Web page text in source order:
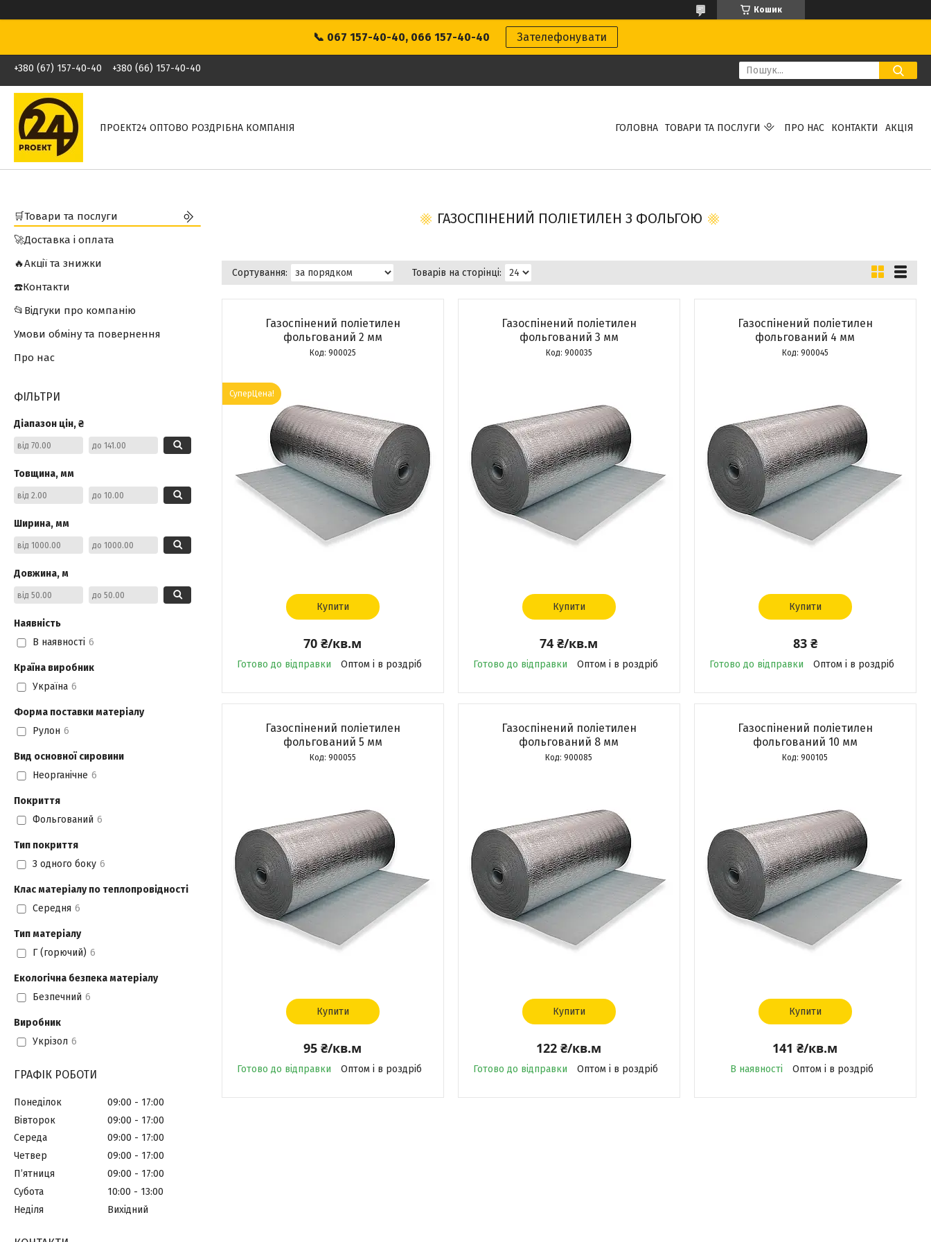
Кошик
📞 067 157-40-40, 066 157-40-40 Зателефонувати
+380 (67) 157-40-40 +380 (66) 157-40-40
ПРОЕКТ24 ОПТОВО РОЗДРІБНА КОМПАНІЯ ГОЛОВНА ТОВАРИ ТА ПОСЛУГИ ПРО НАС КОНТАКТИ АКЦІЯ
ГАЗОСПІНЕНИЙ ПОЛІЕТИЛЕН З ФОЛЬГОЮ
Газоспінений поліетилен
фольгований 2 мм
900025
СуперЦена!
Купити
70 ₴/кв.м
Готово до відправки Оптом і в роздріб
Газоспінений поліетилен
фольгований 3 мм
900035
Купити
74 ₴/кв.м
Готово до відправки Оптом і в роздріб
Газоспінений поліетилен
фольгований 4 мм
900045
Купити
83 ₴
Готово до відправки Оптом і в роздріб
Газоспінений поліетилен
фольгований 5 мм
900055
Купити
95 ₴/кв.м
Готово до відправки Оптом і в роздріб
Газоспінений поліетилен
фольгований 8 мм
900085
Купити
122 ₴/кв.м
Готово до відправки Оптом і в роздріб
Газоспінений поліетилен
фольгований 10 мм
900105
Купити
141 ₴/кв.м
В наявності Оптом і в роздріб
🛒Товари та послуги
🚀Доставка і оплата
🔥Акції та знижки
☎️Контакти
📂Відгуки про компанію
Умови обміну та повернення
Про нас
ФІЛЬТРИ
Діапазон цін, ₴
Товщина, мм
Ширина, мм
Довжина, м
Наявність
В наявності 6
Країна виробник
Україна 6
Форма поставки матеріалу
Рулон 6
Вид основної сировини
Неорганічне 6
Покриття
Фольгований 6
Тип покриття
З одного боку 6
Клас матеріалу по теплопровідності
Середня 6
Тип матеріалу
Г (горючий) 6
Екологічна безпека матеріалу
Безпечний 6
Виробник
Укрізол 6
ГРАФІК РОБОТИ
Понеділок 09:00
17:00
Вівторок
09:00
17:00
Середа
09:00
17:00
Четвер
09:00
17:00
Пʼятниця
09:00
17:00
Субота
10:00
13:00
Неділя
Вихідний